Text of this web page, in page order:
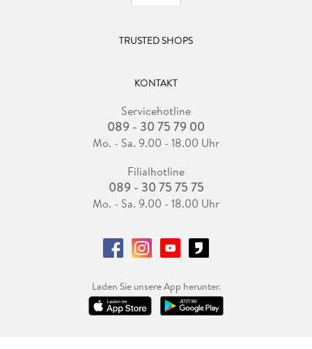
TRUSTED SHOPS
KONTAKT
Servicehotline
089 - 30 75 79 00
Mo. - Sa. 9.00 - 18.00 Uhr
Filialhotline
089 - 30 75 75 75
Mo. - Sa. 9.00 - 18.00 Uhr
Laden Sie unsere App herunter.